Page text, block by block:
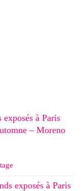
à Paris
– Moreno
exposés à Paris